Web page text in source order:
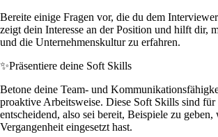
Bereite einige Fragen vor, die du dem
zeigt dein Interesse an der Position und hilft dir,
und die Unternehmenskultur zu erfahren.
✨Präsentiere deine Soft Skills
Betone deine Team- und
proaktive Arbeitsweise. Diese Soft Skills sind
entscheidend, also sei bereit, Beispiele zu
Vergangenheit eingesetzt hast.